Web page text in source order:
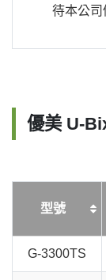
待本公司
優美 U-
型號
G-3300TS